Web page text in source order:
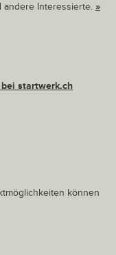
andere Interessierte. »
bei startwerk.ch
können